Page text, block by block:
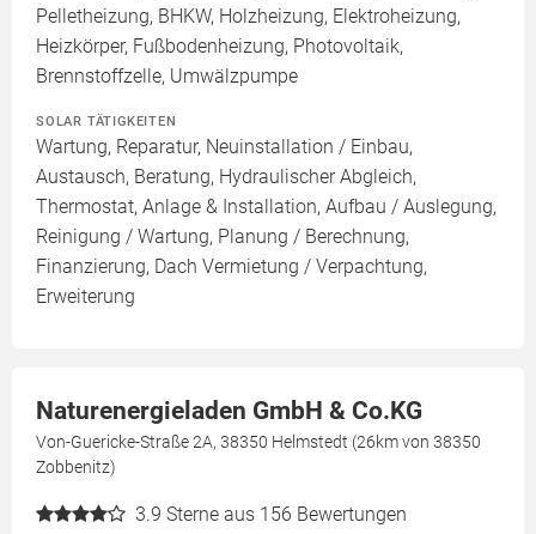
Pelletheizung, BHKW, Holzheizung, Elektroheizung,
Heizkörper, Fußbodenheizung, Photovoltaik,
Brennstoffzelle, Umwälzpumpe
SOLAR TÄTIGKEITEN
Wartung, Reparatur, Neuinstallation / Einbau,
Austausch, Beratung, Hydraulischer Abgleich,
Thermostat, Anlage & Installation, Aufbau / Auslegung,
Reinigung / Wartung, Planung / Berechnung,
Finanzierung, Dach Vermietung / Verpachtung,
Erweiterung
Naturenergieladen GmbH & Co.KG
Von-Guericke-Straße 2A, 38350 Helmstedt (26km von 38350
Zobbenitz)
3.9 Sterne aus 156 Bewertungen